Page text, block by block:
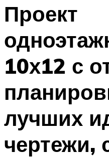
Проект
10х12 с
лучших
чертежи,